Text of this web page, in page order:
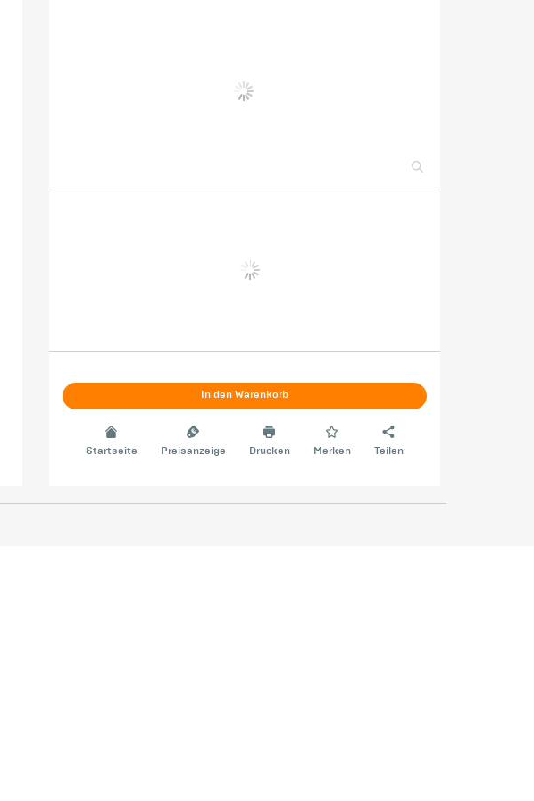
In den Warenkorb
Startseite Preisanzeige Drucken Merken Teilen